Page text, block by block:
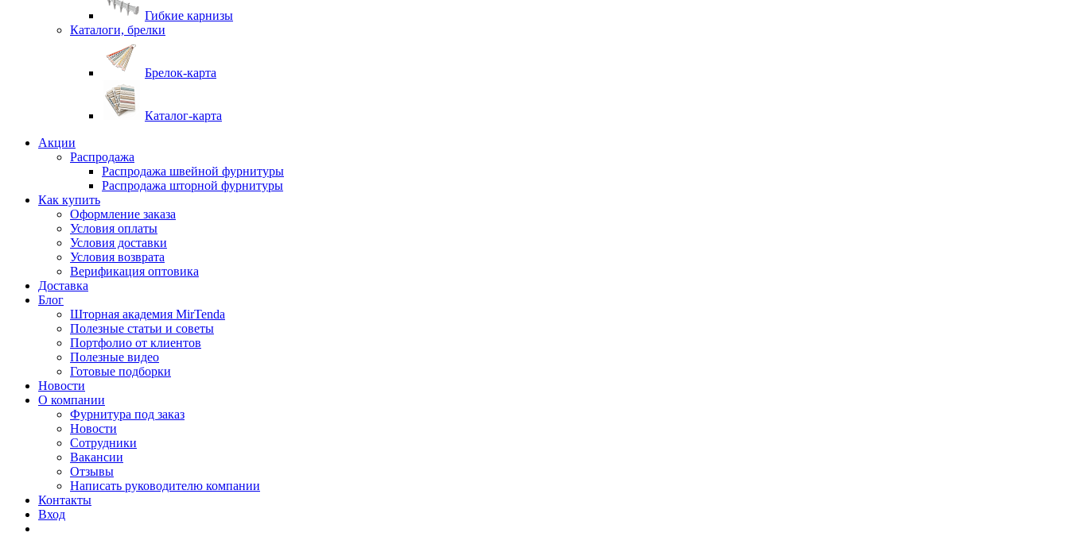
Гибкие карнизы
Каталоги, брелки
Брелок-карта
Каталог-карта
Акции
Распродажа
Распродажа швейной фурнитуры
Распродажа шторной фурнитуры
Как купить
Оформление заказа
Условия оплаты
Условия доставки
Условия возврата
Верификация оптовика
Доставка
Блог
Шторная академия MirTenda
Полезные статьи и советы
Портфолио от клиентов
Полезные видео
Готовые подборки
Новости
О компании
Фурнитура под заказ
Новости
Сотрудники
Вакансии
Отзывы
Написать руководителю компании
Контакты
Вход